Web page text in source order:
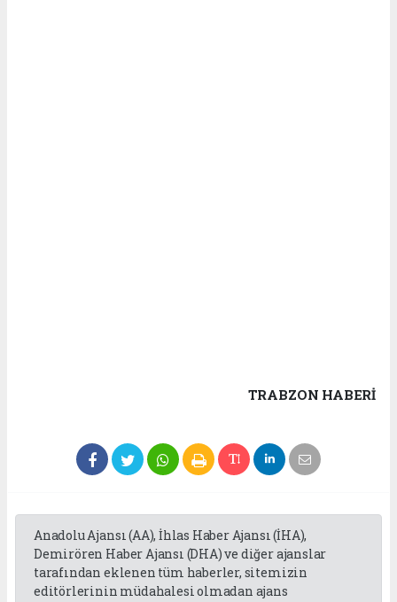
TRABZON HABERİ
Anadolu Ajansı (AA), İhlas Haber Ajansı (İHA),
Demirören Haber Ajansı (DHA) ve diğer ajanslar
tarafından eklenen tüm haberler, sitemizin
editörlerinin müdahalesi olmadan ajans